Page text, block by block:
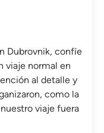
Dubrovnik, confíe
viaje normal en
al detalle y
como la
viaje fuera